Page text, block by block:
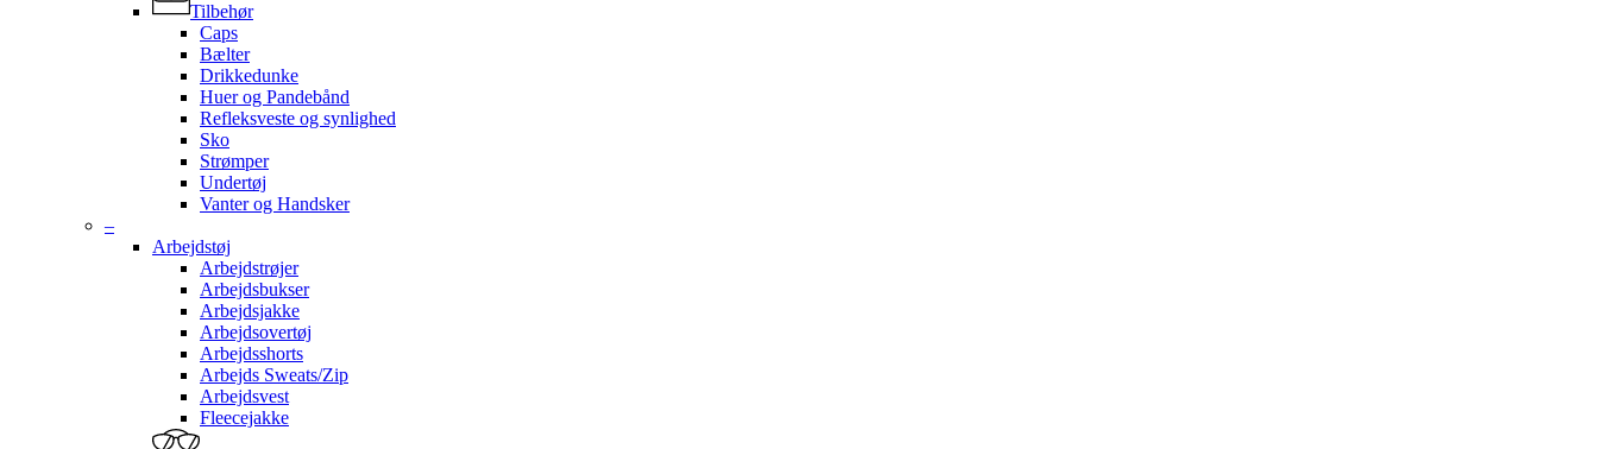
Tilbehør
Caps
Bælter
Drikkedunke
Huer og Pandebånd
Refleksveste og synlighed
Sko
Strømper
Undertøj
Vanter og Handsker
–
Arbejdstøj
Arbejdstrøjer
Arbejdsbukser
Arbejdsjakke
Arbejdsovertøj
Arbejdsshorts
Arbejds Sweats/Zip
Arbejdsvest
Fleecejakke